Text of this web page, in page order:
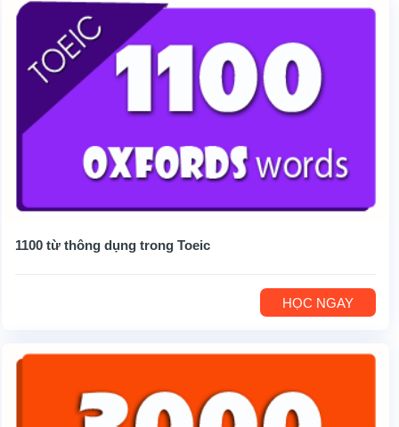
1100 từ thông dụng trong Toeic
HỌC NGAY